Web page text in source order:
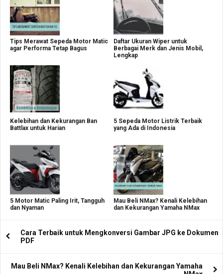
Tips Merawat Sepeda Motor Matic
agar Performa Tetap Bagus
Daftar Ukuran Wiper untuk
Berbagai Merk dan Jenis Mobil,
Lengkap
Kelebihan dan Kekurangan Ban
Battlax untuk Harian
5 Sepeda Motor Listrik Terbaik
yang Ada di Indonesia
5 Motor Matic Paling Irit, Tangguh
dan Nyaman
Mau Beli NMax? Kenali Kelebihan
dan Kekurangan Yamaha NMax
Cara Terbaik untuk Mengkonversi Gambar JPG ke Dokumen
PDF
Mau Beli NMax? Kenali Kelebihan dan Kekurangan Yamaha